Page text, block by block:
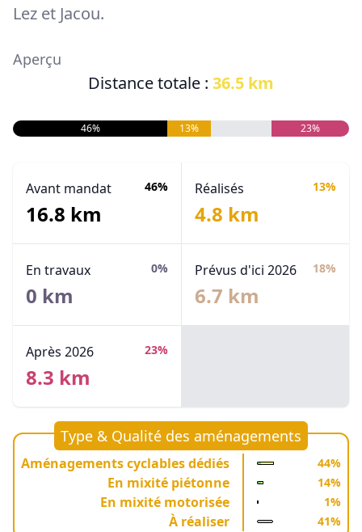
Lez et Jacou.
Aperçu
Distance totale : 36.5 km
46% 13% 23%
Avant mandat 46%
16.8 km
Réalisés 13%
4.8 km
En travaux 0%
0 km
Prévus d'ici 2026 18%
6.7 km
Après 2026 23%
8.3 km
Type & Qualité des aménagements
Aménagements cyclables dédiés 44%
En mixité piétonne 14%
En mixité motorisée 1%
À réaliser 41%